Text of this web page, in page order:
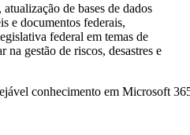
de bases de dados
e documentos federais,
federal em temas de
gestão de riscos, desastres e
conhecimento em Microsoft